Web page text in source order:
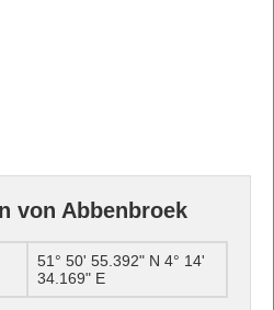
von Abbenbroek
51° 50' 55.392" N 4° 14'
34.169" E